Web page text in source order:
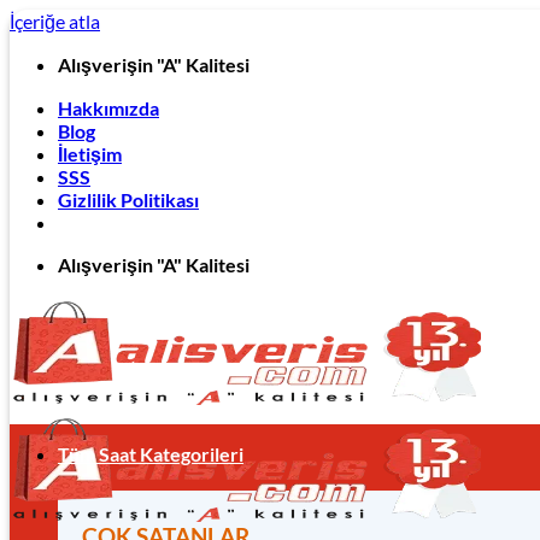
İçeriğe atla
Alışverişin "A" Kalitesi
Hakkımızda
Blog
İletişim
SSS
Gizlilik Politikası
Alışverişin "A" Kalitesi
Tüm Saat Kategorileri